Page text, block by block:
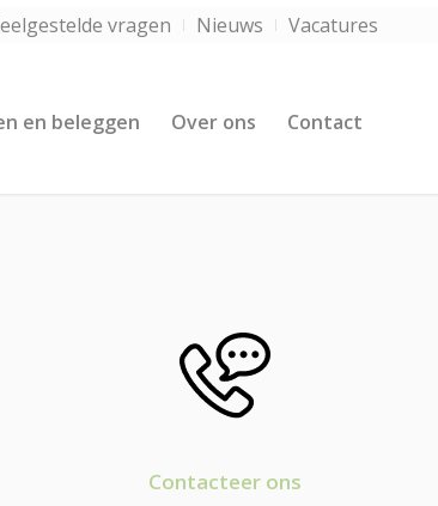
vragen Nieuws Vacatures
en beleggen Over ons Contact
Contacteer ons